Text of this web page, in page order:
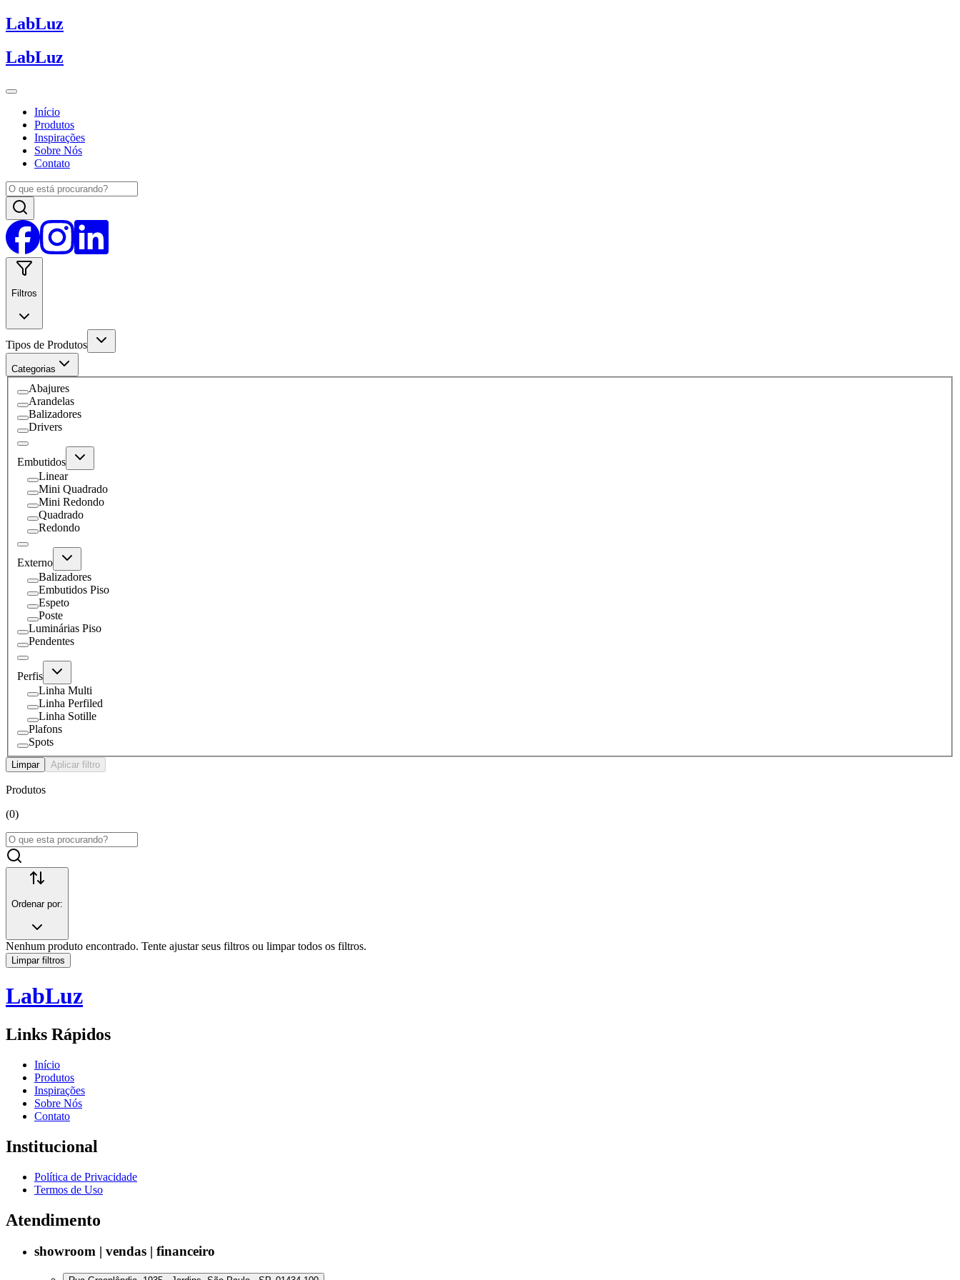
LabLuz
LabLuz
Início
Produtos
Inspirações
Sobre Nós
Contato
Filtros
Tipos de Produtos
Categorias
Abajures
Arandelas
Balizadores
Drivers
Embutidos
Linear
Mini Quadrado
Mini Redondo
Quadrado
Redondo
Externo
Balizadores
Embutidos Piso
Espeto
Poste
Luminárias Piso
Pendentes
Perfis
Linha Multi
Linha Perfiled
Linha Sotille
Plafons
Spots
Limpar Aplicar filtro
Produtos
(0)
Ordenar por:
Nenhum produto encontrado. Tente ajustar seus filtros ou limpar todos os filtros.
Limpar filtros
LabLuz
Links Rápidos
Início
Produtos
Inspirações
Sobre Nós
Contato
Institucional
Política de Privacidade
Termos de Uso
Atendimento
showroom | vendas | financeiro